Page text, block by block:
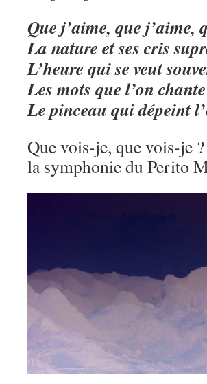
Que j’aime, que j’aime,
La nature et ses cris
L’heure qui se veut
Les mots que l’on
Le pinceau qui dépeint
Que vois-je, que vois-je
la symphonie du Perito